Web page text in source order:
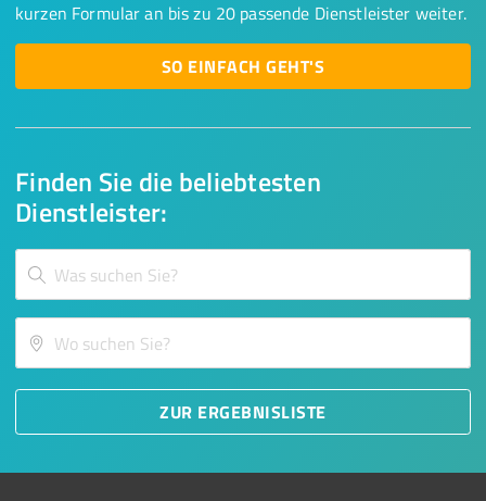
Finden Sie die beliebtesten
Dienstleister:
ZUR ERGEBNISLISTE
kurzen Formular an bis zu 20 passende Dienstleister weiter.
SO EINFACH GEHT'S